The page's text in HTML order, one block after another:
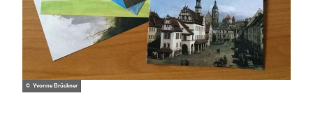
© Yvonne Brückner